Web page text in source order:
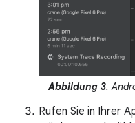
Abbildung 3.
Rufen Sie in Ihrer